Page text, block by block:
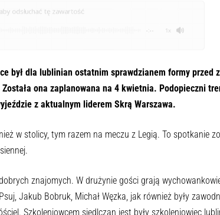
tę zawartość
-:--
był dla lublinian ostatnim sprawdzianem formy przed
ona zaplanowana na 4 kwietnia. Podopieczni
z aktualnym liderem Skrą Warszawa.
w stolicy, tym razem na meczu z Legią. To spotkanie
znajomych. W drużynie gości grają
Jakub Bobruk, Michał Węzka, jak również były
Szkoleniowcem siedlczan jest były szkoleniowiec